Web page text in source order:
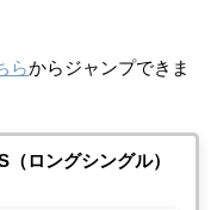
らからジャンプできま
ロングシングル）